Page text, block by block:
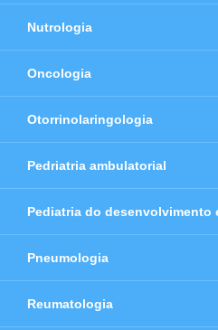
Nutrologia
Oncologia
Otorrinolaringologia
Pedriatria ambulatorial
Pediatria do desenvolvimento
Pneumologia
Reumatologia